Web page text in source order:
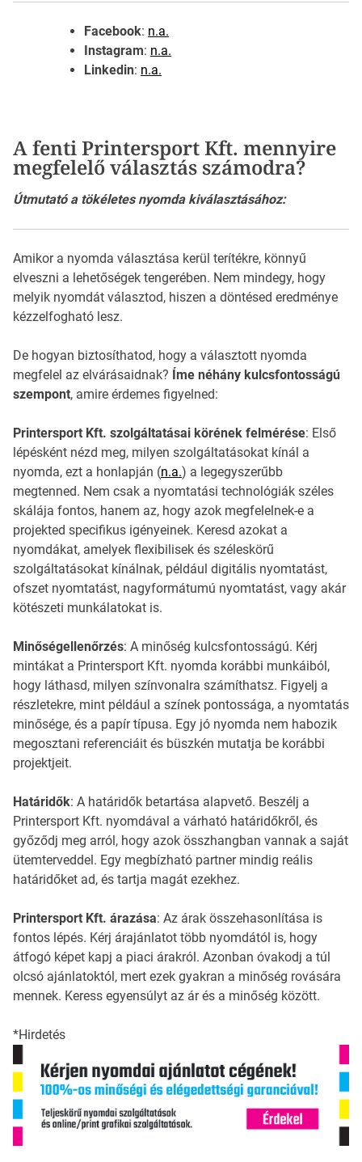
Facebook: n.a.
Instagram: n.a.
Linkedin: n.a.
A fenti Printersport Kft. mennyire
megfelelő választás számodra?
Útmutató a tökéletes nyomda kiválasztásához:
Amikor a nyomda választása kerül terítékre, könnyű
elveszni a lehetőségek tengerében. Nem mindegy, hogy
melyik nyomdát választod, hiszen a döntésed eredménye
kézzelfogható lesz.
De hogyan biztosíthatod, hogy a választott nyomda
megfelel az elvárásaidnak? Íme néhány kulcsfontosságú
szempont, amire érdemes figyelned:
Printersport Kft. szolgáltatásai körének felmérése: Első
lépésként nézd meg, milyen szolgáltatásokat kínál a
nyomda, ezt a honlapján (n.a.) a legegyszerűbb
megtenned. Nem csak a nyomtatási technológiák széles
skálája fontos, hanem az, hogy azok megfelelnek-e a
projekted specifikus igényeinek. Keresd azokat a
nyomdákat, amelyek flexibilisek és széleskörű
szolgáltatásokat kínálnak, például digitális nyomtatást,
ofszet nyomtatást, nagyformátumú nyomtatást, vagy akár
kötészeti munkálatokat is.
Minőségellenőrzés: A minőség kulcsfontosságú. Kérj
mintákat a Printersport Kft. nyomda korábbi munkáiból,
hogy láthasd, milyen színvonalra számíthatsz. Figyelj a
részletekre, mint például a színek pontossága, a nyomtatás
minősége, és a papír típusa. Egy jó nyomda nem habozik
megosztani referenciáit és büszkén mutatja be korábbi
projektjeit.
Határidők: A határidők betartása alapvető. Beszélj a
Printersport Kft. nyomdával a várható határidőkről, és
győződj meg arról, hogy azok összhangban vannak a saját
ütemterveddel. Egy megbízható partner mindig reális
határidőket ad, és tartja magát ezekhez.
Printersport Kft. árazása: Az árak összehasonlítása is
fontos lépés. Kérj árajánlatot több nyomdától is, hogy
átfogó képet kapj a piaci árakról. Azonban óvakodj a túl
olcsó ajánlatoktól, mert ezek gyakran a minőség rovására
mennek. Keress egyensúlyt az ár és a minőség között.
*Hirdetés